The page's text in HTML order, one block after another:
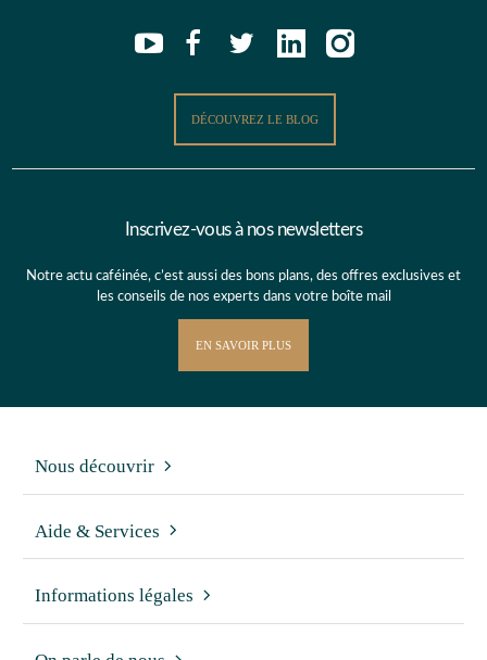
DÉCOUVREZ LE BLOG
Inscrivez-vous à nos newsletters
Notre actu caféinée, c’est aussi des bons plans, des offres exclusives et
les conseils de nos experts dans votre boîte mail
EN SAVOIR PLUS
Nous découvrir
Aide & Services
Informations légales